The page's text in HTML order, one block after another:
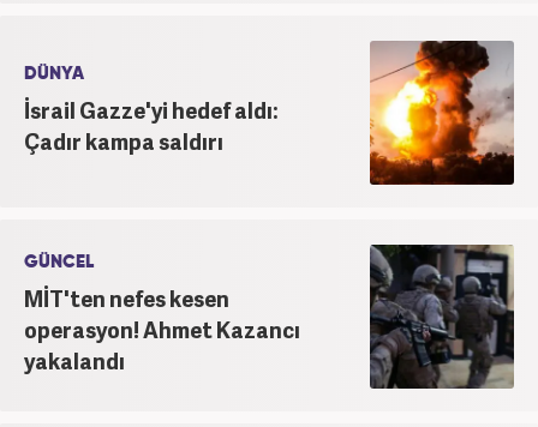
DÜNYA
İsrail Gazze'yi hedef aldı:
Çadır kampa saldırı
GÜNCEL
MİT'ten nefes kesen
operasyon! Ahmet Kazancı
yakalandı